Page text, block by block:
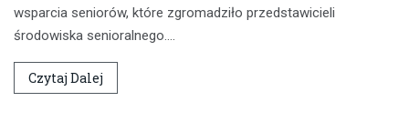
wsparcia seniorów, które zgromadziło przedstawicieli
środowiska senioralnego.…
Czytaj Dalej